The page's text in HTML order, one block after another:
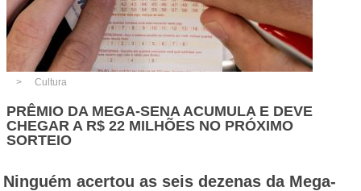
Cultura
PRÊMIO DA MEGA-SENA ACUMULA E DEVE
CHEGAR A R$ 22 MILHÕES NO PRÓXIMO
SORTEIO
Ninguém acertou as seis dezenas da Mega-